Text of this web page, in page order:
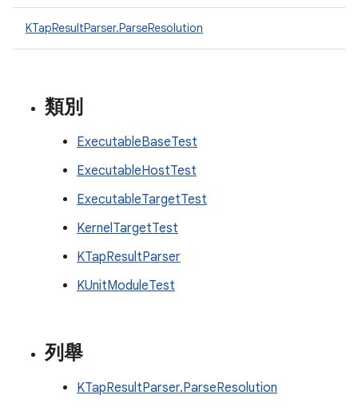
KTapResultParser.ParseResolution
類別
ExecutableBaseTest
ExecutableHostTest
ExecutableTargetTest
KernelTargetTest
KTapResultParser
KUnitModuleTest
列舉
KTapResultParser.ParseResolution